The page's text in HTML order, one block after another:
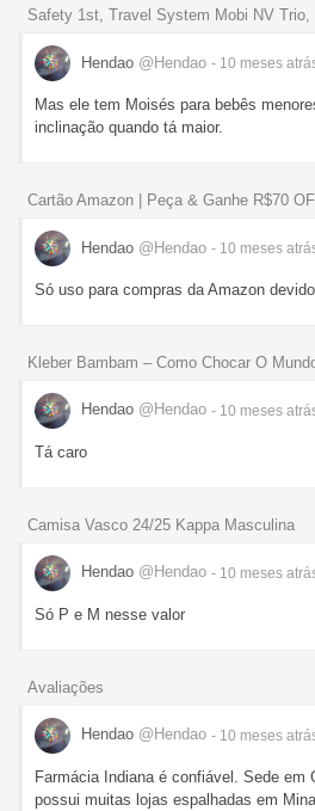
Safety 1st, Travel System Mobi NV
Hendao @Hendao - 10 meses
Mas ele tem Moisés para bebês
inclinação quando tá maior.
Cartão Amazon | Peça & Ganhe R$70
Hendao @Hendao - 10 meses
Só uso para compras da Amazon
Kleber Bambam – Como Chocar O
Hendao @Hendao - 10 meses
Tá caro
Camisa Vasco 24/25 Kappa Masculina
Hendao @Hendao - 10 meses
Só P e M nesse valor
Avaliações
Hendao @Hendao - 10 meses
Farmácia Indiana é confiável. Sede em
possui muitas lojas espalhadas em